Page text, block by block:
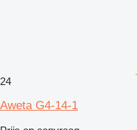
24
Aweta G4-14-1